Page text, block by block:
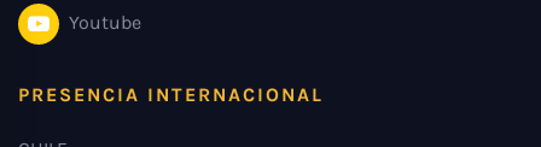
Youtube
PRESENCIA INTERNACIONAL